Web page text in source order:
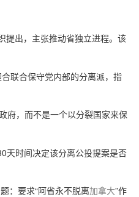
提出，主张推动省独立进程。该
联合保守党内部的分离派，指
府，而不是一个以分裂国家来保
天时间决定该分离公投提案是否
：要求“阿省永不脱离加拿大”作